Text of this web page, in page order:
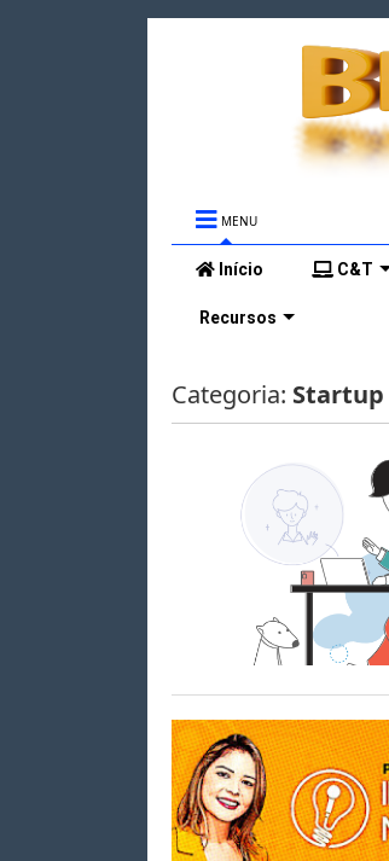
MENU
Início C&T
Recursos
Categoria: Startup